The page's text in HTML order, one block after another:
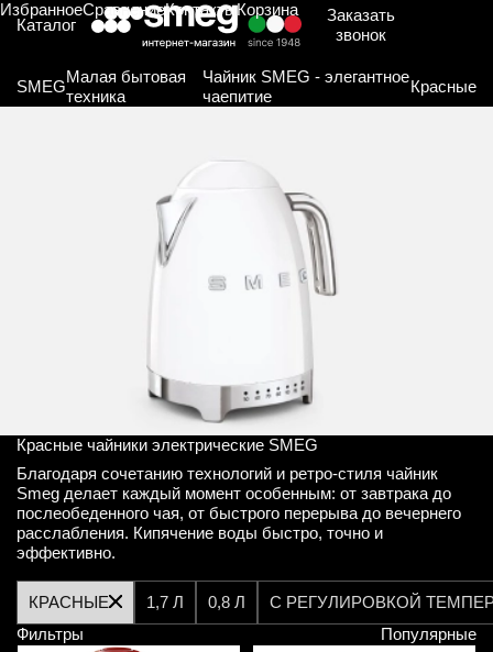
Каталог
Заказать
звонок
ИзбранноеСравнениеКонтактыКорзина
SMEG
Малая бытовая
техника
Чайник SMEG - элегантное
чаепитие
Красные
Красные чайники электрические SMEG
Благодаря сочетанию технологий и ретро-стиля чайник
Smeg делает каждый момент особенным: от завтрака до
послеобеденного чая, от быстрого перерыва до вечернего
расслабления. Кипячение воды быстро, точно и
эффективно.
1,7 Л 0,8 Л С РЕГУЛИРОВКОЙ
КРАСНЫЕ
Фильтры
Популярные